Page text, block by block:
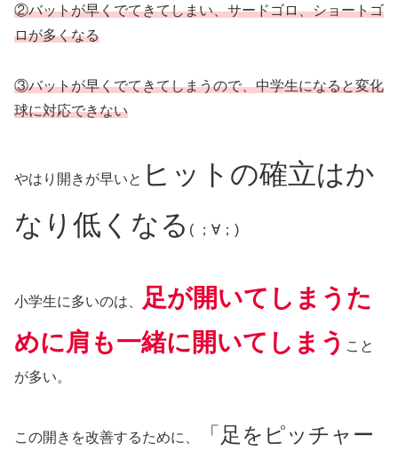
②バットが早くでてきてしまい、サードゴロ、ショートゴ
ロが多くなる
③バットが早くでてきてしまうので、中学生になると変化
球に対応できない
やはり開きが早いと ヒットの確立はか
なり低くなる ( ；∀；)
小学生に多いのは、
足が開いてしまうた
めに肩も一緒に開いてしまう こと
が多い。
この開きを改善するために、
「足をピッチャー